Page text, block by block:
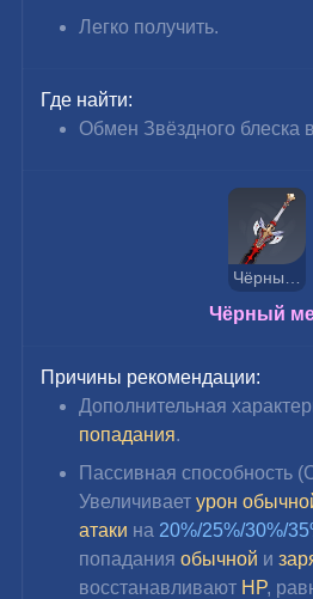
Легко получить.
Где найти:
Обмен Звёздного блеска
Чёрный
Причины рекомендации:
Дополнительная
попадания.
Пассивная способность
Увеличивает урон
атаки на 20%/25%/30%/
попадания обычной и
восстанавливают HP,